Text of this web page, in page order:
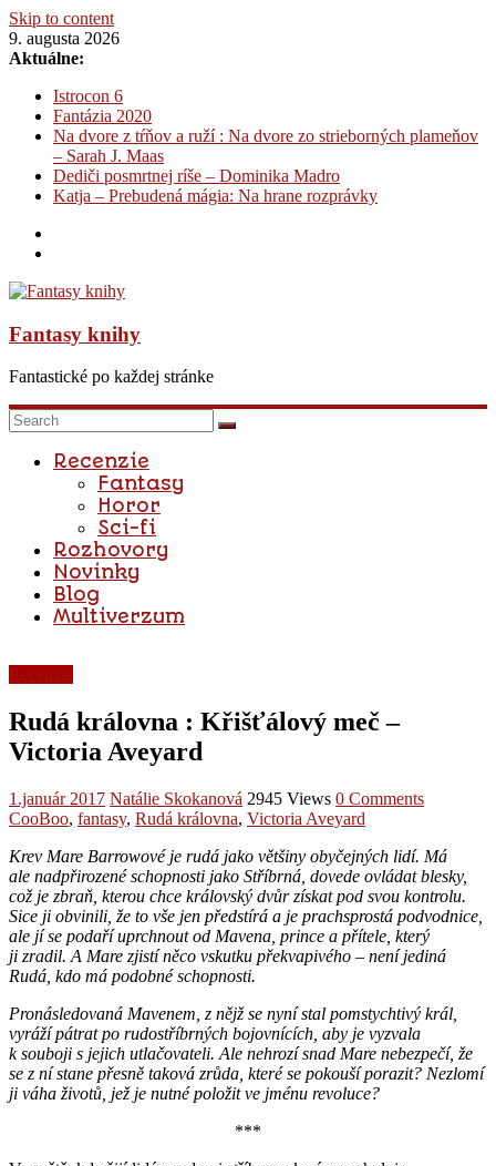
Skip to content
9. augusta 2026
Aktuálne:
Istrocon 6
Fantázia 2020
Na dvore z tŕňov a ruží : Na dvore zo strieborných plameňov
– Sarah J. Maas
Dediči posmrtnej ríše – Dominika Madro
Katja – Prebudená mágia: Na hrane rozprávky
Fantasy knihy
Fantastické po každej stránke
Recenzie
Fantasy
Horor
Sci-fi
Rozhovory
Novinky
Blog
Multiverzum
Rudá královna : Křišťálový meč –
Victoria Aveyard
1.január 2017 Natálie Skokanová 2945 Views 0 Comments
CooBoo, fantasy, Rudá královna, Victoria Aveyard
Krev Mare Barrowové je rudá jako většiny obyčejných lidí. Má
ale nadpřirozené schopnosti jako Stříbrná, dovede ovládat blesky,
což je zbraň, kterou chce královský dvůr získat pod svou kontrolu.
Sice ji obvinili, že to vše jen předstírá a je prachsprostá podvodnice,
ale jí se podaří uprchnout od Mavena, prince a přítele, který
ji zradil. A Mare zjistí něco vskutku překvapivého – není jediná
Rudá, kdo má podobné schopnosti.
Pronásledovaná Mavenem, z nějž se nyní stal pomstychtivý král,
vyráží pátrat po rudostříbrných bojovnících, aby je vyzvala
k souboji s jejich utlačovateli. Ale nehrozí snad Mare nebezpečí, že
se z ní stane přesně taková zrůda, které se pokouší porazit? Nezlomí
ji váha životů, jež je nutné položit ve jménu revoluce?
***